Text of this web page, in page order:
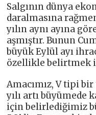
Salgının dünya
daralmasına
yılın aynı ayına
aşmıştır. Bunun
büyük Eylül ayı
özellikle belirtmek
Amacımız, V tipi
yılı artı büyümede
için belirlediğimiz